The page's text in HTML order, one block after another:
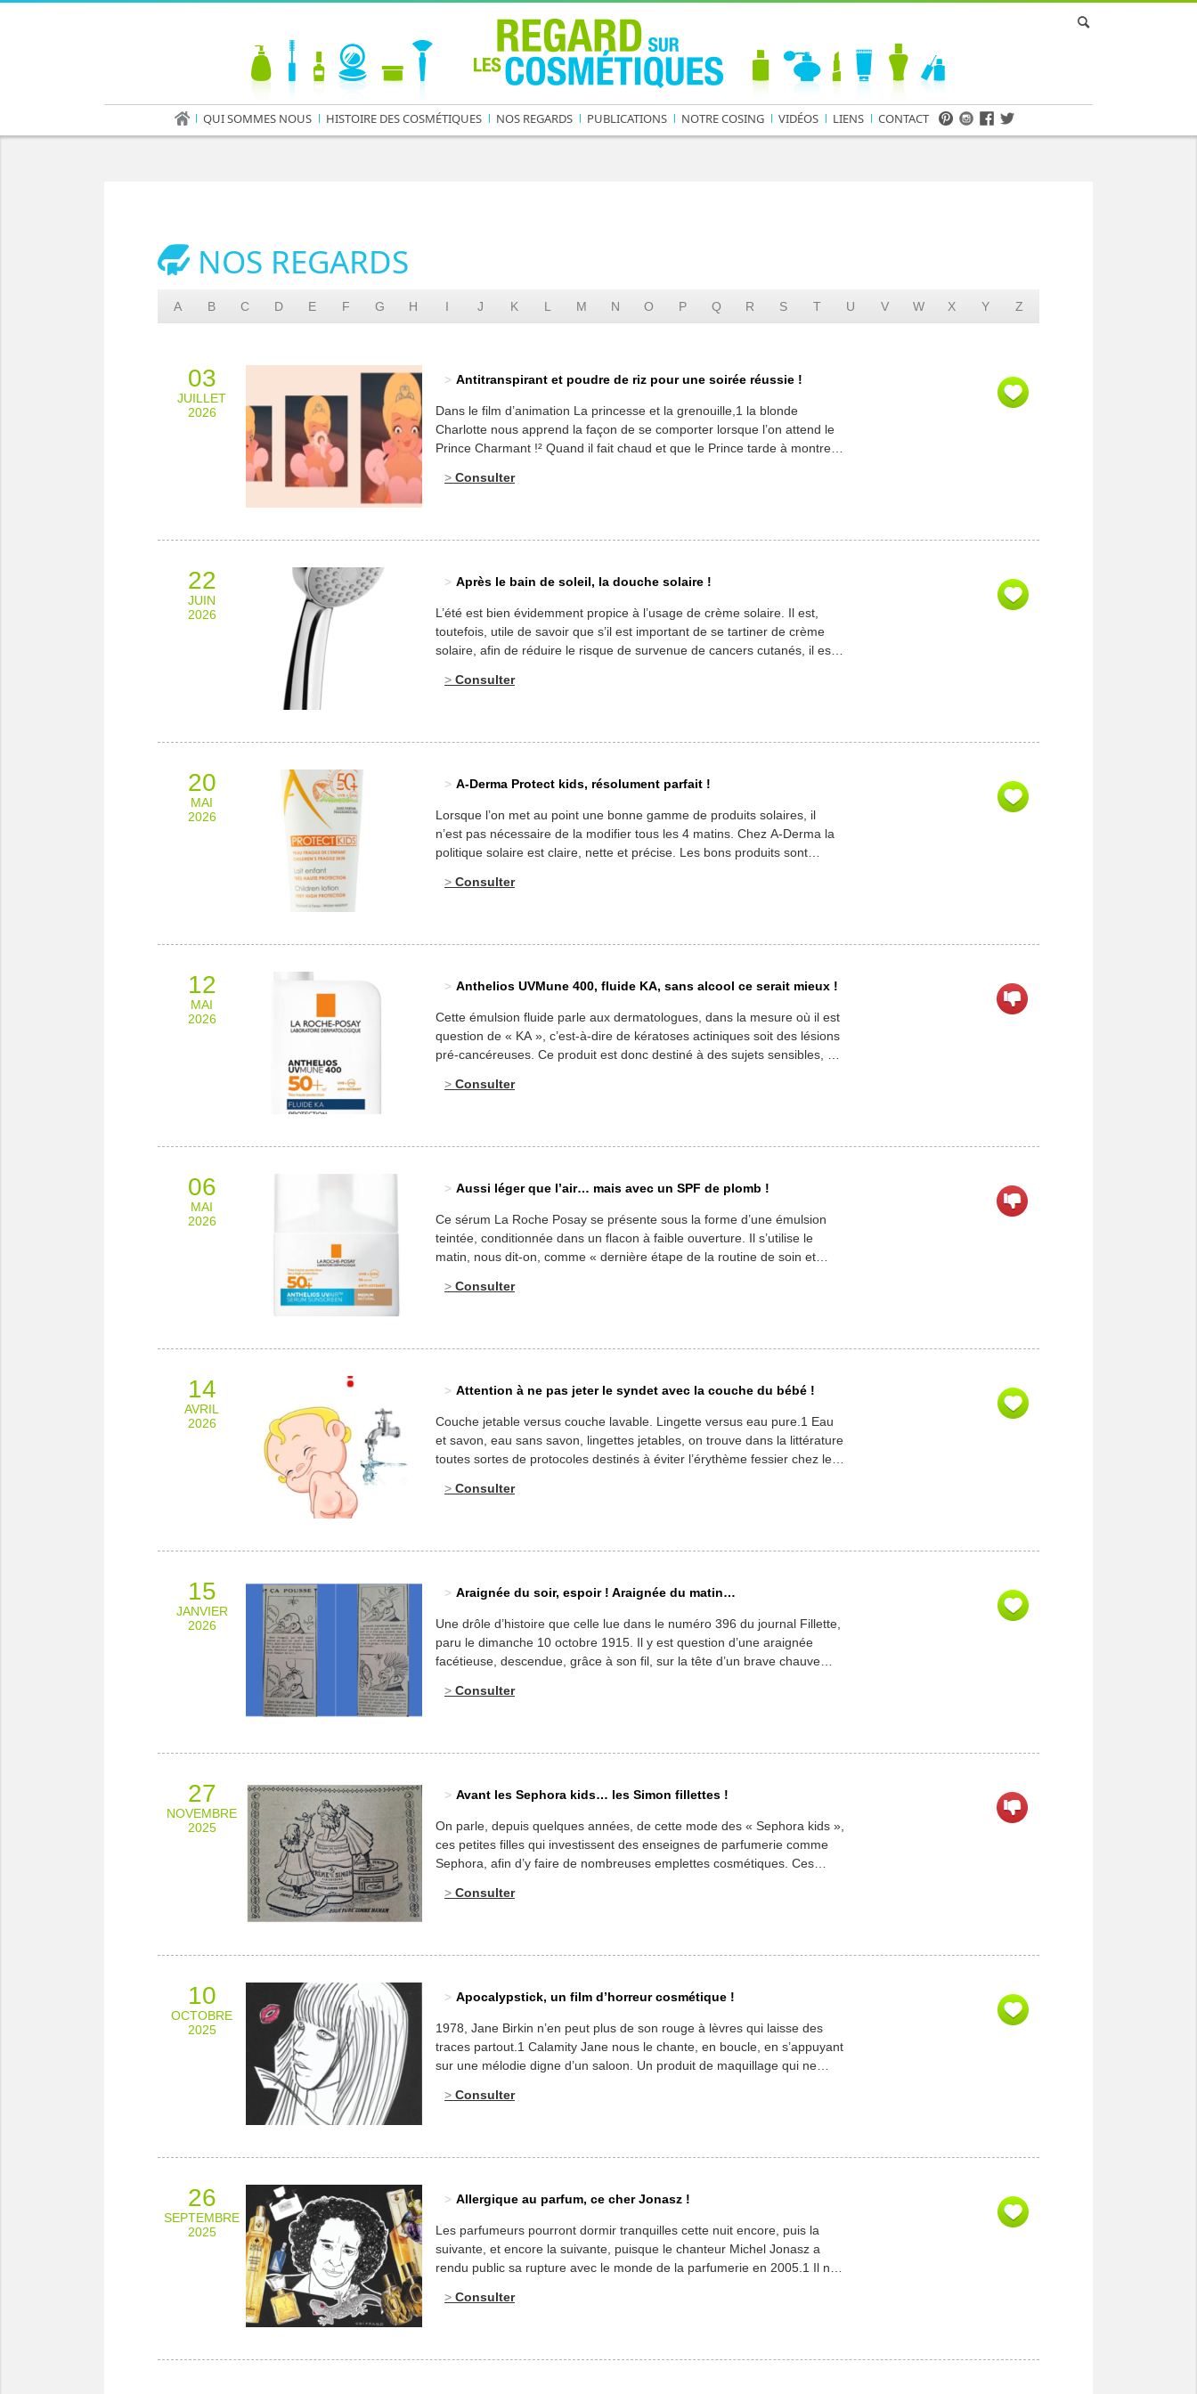
QUI SOMMES NOUS HISTOIRE DES COSMÉTIQUES NOS REGARDS PUBLICATIONS NOTRE COSING VIDÉOS LIENS CONTACT
NOS REGARDS
A B C D E F G H I J K L M N O P Q R S T U V W X Y Z
03
JUILLET
2026
Antitranspirant et poudre de riz pour une soirée réussie !
Dans le film d’animation La princesse et la grenouille,1 la blonde
Charlotte nous apprend la façon de se comporter lorsque l’on attend le
Prince Charmant !² Quand il fait chaud et que le Prince tarde à montrer
veut limiter les […]
Consulter
22
JUIN
2026
Après le bain de soleil, la douche solaire !
L’été est bien évidemment propice à l’usage de crème solaire. Il est,
toutefois, utile de savoir que s’il est important de se tartiner de crème
solaire, afin de réduire le risque de survenue de cancers cutanés, il est
dit de se laver, de se nettoyer… […]
Consulter
20
MAI
2026
A-Derma Protect kids, résolument parfait !
Lorsque l’on met au point une bonne gamme de produits solaires, il
n’est pas nécessaire de la modifier tous les 4 matins. Chez A-Derma la
politique solaire est claire, nette et précise. Les bons produits sont
soucier des effets de mode. Testé au laboratoire par méthode […]
Consulter
12
MAI
2026
Anthelios UVMune 400, fluide KA, sans alcool ce serait mieux !
Cette émulsion fluide parle aux dermatologues, dans la mesure où il est
question de « KA », c’est-à-dire de kératoses actiniques soit des lésions
pré-cancéreuses. Ce produit est donc destiné à des sujets sensibles, qui
l’on se fie aux résultats obtenus in vitro dans notre […]
Consulter
06
MAI
2026
Aussi léger que l’air… mais avec un SPF de plomb !
Ce sérum La Roche Posay se présente sous la forme d’une émulsion
teintée, conditionnée dans un flacon à faible ouverture. Il s’utilise le
matin, nous dit-on, comme « dernière étape de la routine de soin et
même, en un produit de maquillage ! Un sérum qui passe […]
Consulter
14
AVRIL
2026
Attention à ne pas jeter le syndet avec la couche du bébé !
Couche jetable versus couche lavable. Lingette versus eau pure.1 Eau
et savon, eau sans savon, lingettes jetables, on trouve dans la littérature
toutes sortes de protocoles destinés à éviter l’érythème fessier chez le
Pour prévenir l’érythème fessier… l’eau c’est très bien ? Certaines
Consulter
15
JANVIER
2026
Araignée du soir, espoir ! Araignée du matin…
Une drôle d’histoire que celle lue dans le numéro 396 du journal Fillette,
paru le dimanche 10 octobre 1915. Il y est question d’une araignée
facétieuse, descendue, grâce à son fil, sur la tête d’un brave chauve
temps, une sorte de perruque… Une […]
Consulter
27
NOVEMBRE
2025
Avant les Sephora kids… les Simon fillettes !
On parle, depuis quelques années, de cette mode des « Sephora kids »,
ces petites filles qui investissent des enseignes de parfumerie comme
Sephora, afin d’y faire de nombreuses emplettes cosmétiques. Ces
potentiel de leur peau, ont décidé, de tuer les rides dans l’œuf, en
Consulter
10
OCTOBRE
2025
Apocalypstick, un film d’horreur cosmétique !
1978, Jane Birkin n’en peut plus de son rouge à lèvres qui laisse des
traces partout.1 Calamity Jane nous le chante, en boucle, en s’appuyant
sur une mélodie digne d’un saloon. Un produit de maquillage qui ne
déposent des empreintes partout ! Et dire […]
Consulter
26
SEPTEMBRE
2025
Allergique au parfum, ce cher Jonasz !
Les parfumeurs pourront dormir tranquilles cette nuit encore, puis la
suivante, et encore la suivante, puisque le chanteur Michel Jonasz a
rendu public sa rupture avec le monde de la parfumerie en 2005.1 Il ne
faire savoir qu’il n’est pas très malin de […]
Consulter